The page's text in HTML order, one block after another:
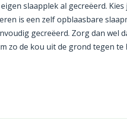
slaapplek al gecreëerd.
is een zelf opblaasbare
gecreëerd. Zorg dan wel
zo de kou uit de grond tegen te